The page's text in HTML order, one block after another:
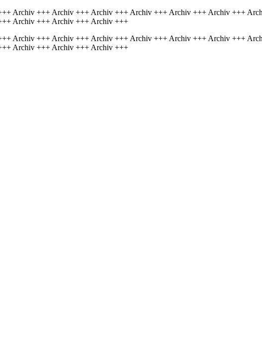
Archiv +++ Archiv +++ Archiv +++ Archiv +++ Archiv +++ Archiv +++
Archiv +++ Archiv +++ Archiv +++
Archiv +++ Archiv +++ Archiv +++ Archiv +++ Archiv +++ Archiv +++
Archiv +++ Archiv +++ Archiv +++